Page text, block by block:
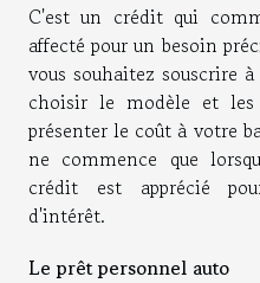
C'est un crédit qui
affecté pour un besoin
vous souhaitez souscrire
choisir le modèle et
présenter le coût à votre
ne commence que
crédit est apprécié
d'intérêt.
Le prêt personnel auto